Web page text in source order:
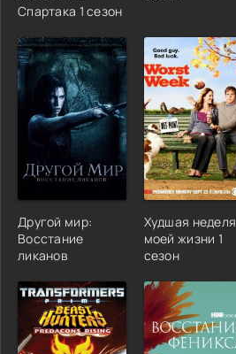
Спартака 1 сезон
Другой мир:
Восстание
ликанов
Худшая неделя
моей жизни 1
сезон